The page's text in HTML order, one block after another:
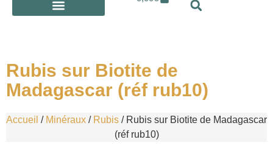
Rubis sur Biotite de
Madagascar (réf rub10)
Accueil / Minéraux / Rubis / Rubis sur Biotite de Madagascar
(réf rub10)